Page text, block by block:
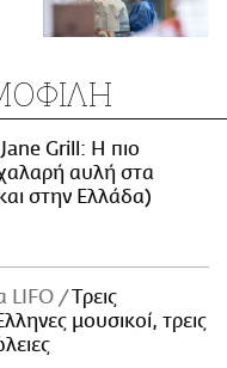
Grill: Η πιο
αυλή στα
στην Ελλάδα)
LIFO
Tρεις
μουσικοί, τρεις